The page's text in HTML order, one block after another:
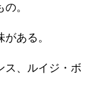
。
ある。
ス、ルイジ・ボ